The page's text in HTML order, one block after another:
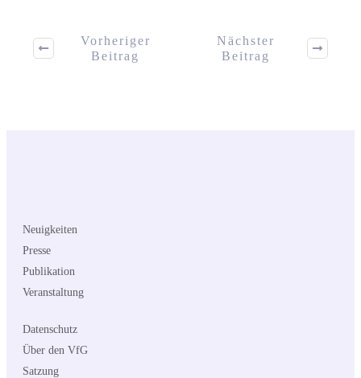
Vorheriger
Beitrag
Nächster
Beitrag
Neuigkeiten
Presse
Publikation
Veranstaltung
Datenschutz
Über den VfG
Satzung